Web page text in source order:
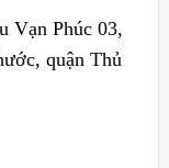
Vạn Phúc 03,
quận Thủ